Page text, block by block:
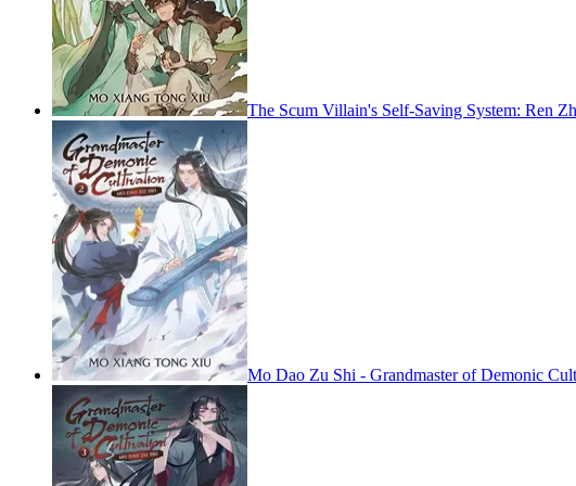
The Scum Villain's Self-Saving System: Ren
Mo Dao Zu Shi - Grandmaster of Demonic